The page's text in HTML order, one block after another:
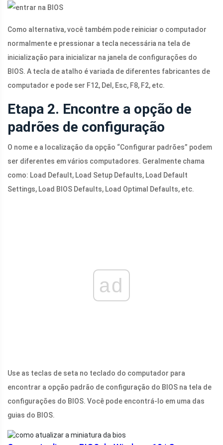
Como alternativa, você também pode reiniciar o computador
normalmente e pressionar a tecla necessária na tela de
inicialização para inicializar na janela de configurações do
BIOS. A tecla de atalho é variada de diferentes fabricantes de
computador e pode ser F12, Del, Esc, F8, F2, etc.
Etapa 2. Encontre a opção de
padrões de configuração
O nome e a localização da opção “Configurar padrões” podem
ser diferentes em vários computadores. Geralmente chama
como: Load Default, Load Setup Defaults, Load Default
Settings, Load BIOS Defaults, Load Optimal Defaults, etc.
ad
Use as teclas de seta no teclado do computador para
encontrar a opção padrão de configuração do BIOS na tela de
configurações do BIOS. Você pode encontrá-lo em uma das
guias do BIOS.